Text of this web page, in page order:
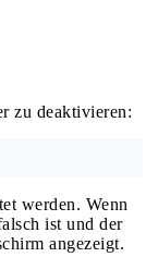
zu deaktivieren:
werden. Wenn
ist und der
angezeigt.